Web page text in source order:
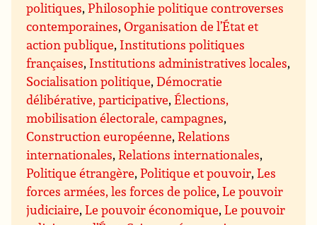
politiques,Philosophie politique controverses
contemporaines,Organisation de l’État et
action publique, Institutions politiques
françaises, Institutions administratives locales,
Socialisation politique,Démocratie
délibérative, participative,Élections,
mobilisation électorale, campagnes,
Construction européenne,Relations
internationales,Relations internationales,
Politique étrangère,Politique et pouvoir,Les
forces armées, les forces de police,Le pouvoir
judiciaire,Le pouvoir économique,Le pouvoir